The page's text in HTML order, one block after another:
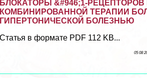
БЛОКАТОРЫ &#946;1-РЕЦЕПТОРОВ
КОМБИНИРОВАННОЙ ТЕРАПИИ
ГИПЕРТОНИЧЕСКОЙ БОЛЕЗНЬЮ
Статья в формате PDF 112 KB...
05 08